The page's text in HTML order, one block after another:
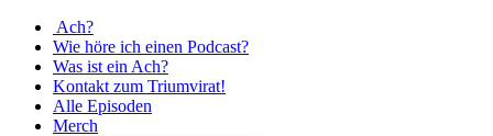
Ach?
Wie höre ich einen Podcast?
Was ist ein Ach?
Kontakt zum Triumvirat!
Alle Episoden
Merch